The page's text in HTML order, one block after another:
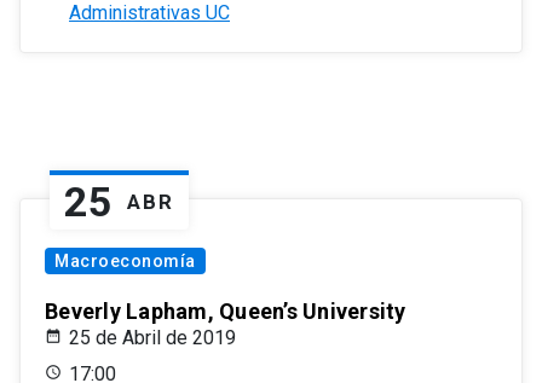
Administrativas UC
25 ABR
Macroeconomía
Beverly Lapham, Queen’s University
25 de Abril de 2019
17:00